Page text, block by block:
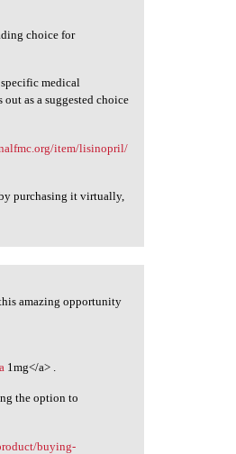
choice for
medical
out as a suggested choice
item/lisinopril/
purchasing it virtually,
amazing opportunity
1mg</a> .
the option to
buying-